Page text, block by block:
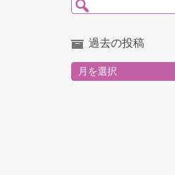
過去の投稿
過去の投稿